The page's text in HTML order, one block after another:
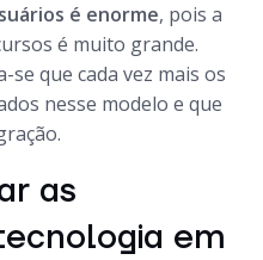
é enorme, pois a
é muito grande.
se que cada vez mais os
nesse modelo e que
as
em